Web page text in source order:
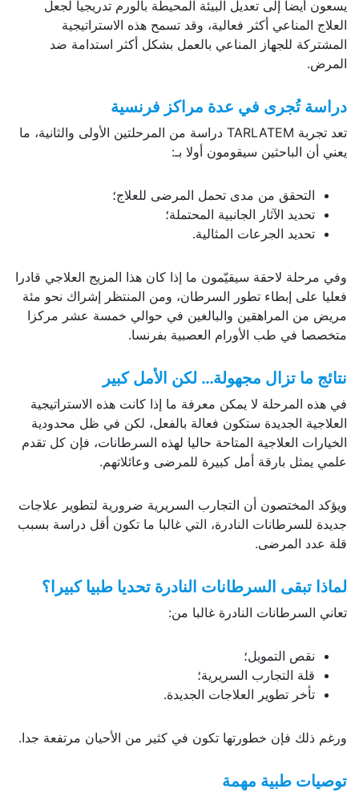
يسعون أيضا إلى تعديل البيئة المحيطة بالورم تدريجيا لجعل
العلاج المناعي أكثر فعالية، وقد تسمح هذه الاستراتيجية
المشتركة للجهاز المناعي بالعمل بشكل أكثر استدامة ضد
المرض.
دراسة تُجرى في عدة مراكز فرنسية
تعد تجربة TARLATEM دراسة من المرحلتين الأولى والثانية، ما
يعني أن الباحثين سيقومون أولا بـ:
التحقق من مدى تحمل المرضى للعلاج؛
تحديد الآثار الجانبية المحتملة؛
تحديد الجرعات المثالية.
وفي مرحلة لاحقة سيقيّمون ما إذا كان هذا المزيج العلاجي قادرا
فعليا على إبطاء تطور السرطان، ومن المنتظر إشراك نحو مئة
مريض من المراهقين والبالغين في حوالي خمسة عشر مركزا
متخصصا في طب الأورام العصبية بفرنسا.
نتائج ما تزال مجهولة… لكن الأمل كبير
في هذه المرحلة لا يمكن معرفة ما إذا كانت هذه الاستراتيجية
العلاجية الجديدة ستكون فعالة بالفعل، لكن في ظل محدودية
الخيارات العلاجية المتاحة حاليا لهذه السرطانات، فإن كل تقدم
علمي يمثل بارقة أمل كبيرة للمرضى وعائلاتهم.
ويؤكد المختصون أن التجارب السريرية ضرورية لتطوير علاجات
جديدة للسرطانات النادرة، التي غالبا ما تكون أقل دراسة بسبب
قلة عدد المرضى.
لماذا تبقى السرطانات النادرة تحديا طبيا كبيرا؟
تعاني السرطانات النادرة غالبا من:
نقص التمويل؛
قلة التجارب السريرية؛
تأخر تطوير العلاجات الجديدة.
ورغم ذلك فإن خطورتها تكون في كثير من الأحيان مرتفعة جدا.
توصيات طبية مهمة